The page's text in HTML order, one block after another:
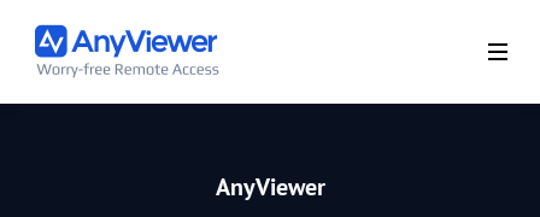
AnyViewer